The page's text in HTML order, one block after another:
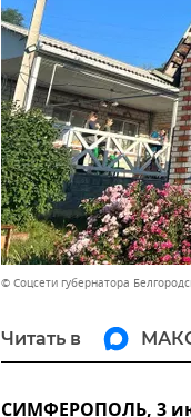
© Соцсети губернатора
Читать в